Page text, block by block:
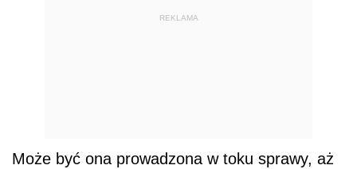
REKLAMA
Może być ona prowadzona w toku sprawy, aż